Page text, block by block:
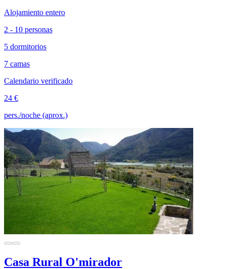
Alojamiento entero
2 - 10 personas
5 dormitorios
7 camas
Calendario verificado
24 €
pers./noche (aprox.)
Casa Rural O'mirador